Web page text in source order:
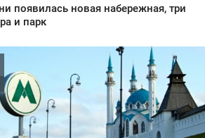
появилась новая набережная, три
и парк